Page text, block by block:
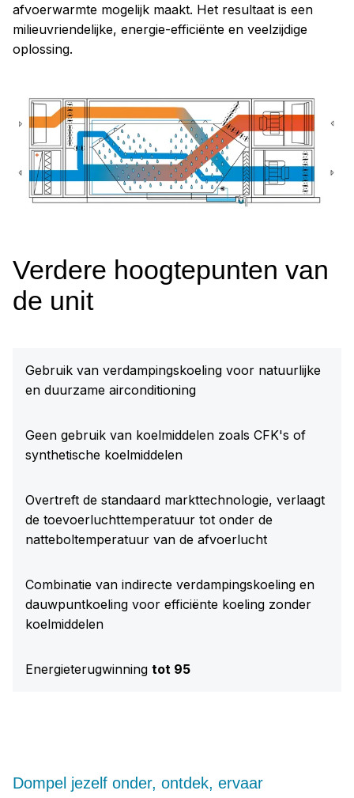
afvoerwarmte mogelijk maakt. Het resultaat is een
milieuvriendelijke, energie-efficiënte en veelzijdige
oplossing.
Verdere hoogtepunten van
de unit
Gebruik van verdampingskoeling voor natuurlijke
en duurzame airconditioning
Geen gebruik van koelmiddelen zoals CFK's of
synthetische koelmiddelen
Overtreft de standaard markttechnologie, verlaagt
de toevoerluchttemperatuur tot onder de
natteboltemperatuur van de afvoerlucht
Combinatie van indirecte verdampingskoeling en
dauwpuntkoeling voor efficiënte koeling zonder
koelmiddelen
Energieterugwinning tot 95
Dompel jezelf onder, ontdek, ervaar